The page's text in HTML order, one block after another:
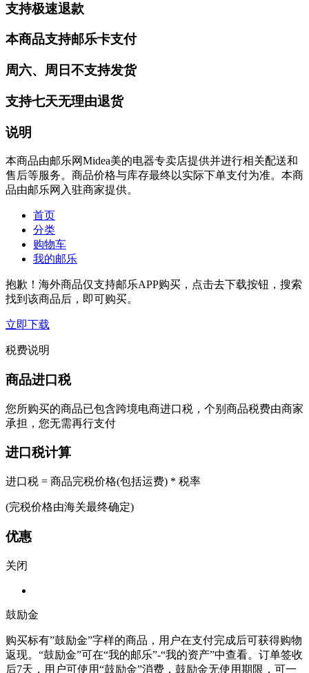
支持极速退款
本商品支持邮乐卡支付
周六、周日不支持发货
支持七天无理由退货
说明
本商品由邮乐网Midea美的电器专卖店提供并进行相关配送和
售后等服务。商品价格与库存最终以实际下单支付为准。本商
品由邮乐网入驻商家提供。
首页
分类
购物车
我的邮乐
抱歉！海外商品仅支持邮乐APP购买，点击去下载按钮，搜索
找到该商品后，即可购买。
立即下载
税费说明
商品进口税
您所购买的商品已包含跨境电商进口税，个别商品税费由商家
承担，您无需再行支付
进口税计算
进口税 = 商品完税价格(包括运费) * 税率
(完税价格由海关最终确定)
优惠
关闭
鼓励金
购买标有”鼓励金”字样的商品，用户在支付完成后可获得购物
返现。“鼓励金”可在“我的邮乐”-“我的资产”中查看。订单签收
后7天，用户可使用“鼓励金”消费，鼓励金无使用期限，可一